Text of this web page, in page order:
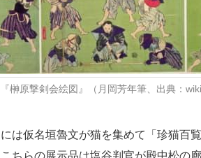
『榊原撃剣会絵図』（月岡芳年筆、出典：
は仮名垣魯文が猫を集めて「珍猫百
ちらの展示品は塩谷判官が殿中松の